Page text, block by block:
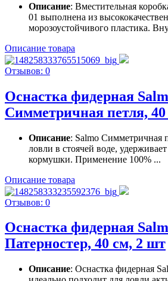
Описание: Вместительная
01 выполнена из
морозоустойчивого пластика.
Описание товара
Отзывов: 0
Оснастка фидерная
Симметричная петля,
Описание: Salmo Симметричная
ловли в стоячей воде,
кормушки. Применение 100% ...
Описание товара
Отзывов: 0
Оснастка фидерная
Патерностер, 40 см, 2 шт
Описание: Оснастка фидерная